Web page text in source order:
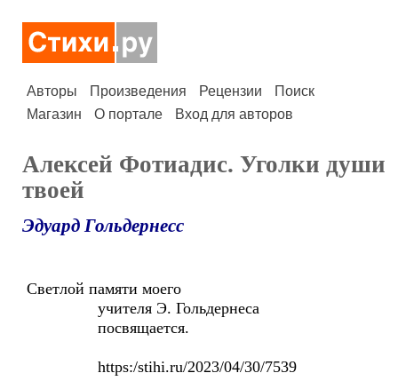
Авторы Произведения Рецензии
Поиск
Магазин
О портале Вход для авторов
Алексей Фотиадис. Уголки души
твоей
Эдуард Гольдернесс
Светлой памяти моего
учителя Э. Гольдернеса
посвящается.
https:/stihi.ru/2023/04/30/7539